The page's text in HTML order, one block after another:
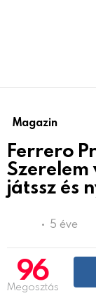
Magazin
Ferrero
Szerelem
játssz és
5 éve
96
Megosztás